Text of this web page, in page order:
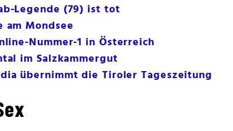
Legende (79) ist tot
Mondsee
Nummer-1 in Österreich
im Salzkammergut
übernimmt die Tiroler Tageszeitung